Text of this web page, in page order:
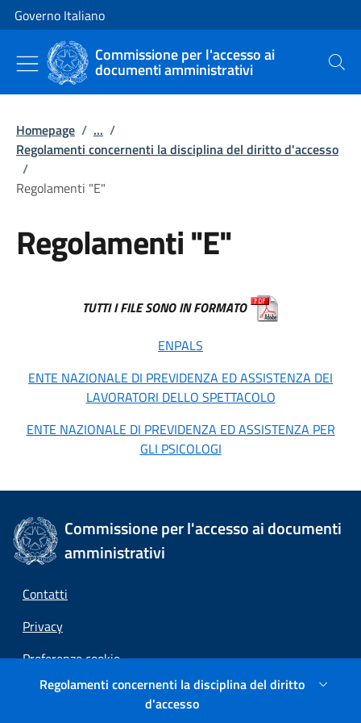
Vai al contenuto
Vai alla navigazione del sito
Governo Italiano
Commissione per l'accesso ai
documenti amministrativi Cerca
Homepage / ... /
Regolamenti concernenti la disciplina del diritto d'accesso
/
Regolamenti "E"
Regolamenti "E"
TUTTI I FILE SONO IN FORMATO
ENPALS
ENTE NAZIONALE DI PREVIDENZA ED ASSISTENZA DEI
LAVORATORI DELLO SPETTACOLO
ENTE NAZIONALE DI PREVIDENZA ED ASSISTENZA PER
GLI PSICOLOGI
Regolamenti concernenti la disciplina del diritto
d'accesso
Commissione per l'accesso ai documenti
amministrativi
Contatti
Privacy
Preferenze cookie
Link esterni